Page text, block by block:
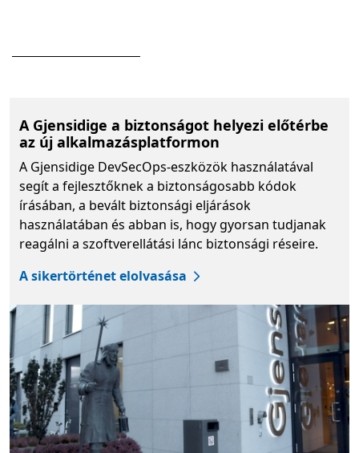
A Gjensidige a biztonságot helyezi előtérbe
az új alkalmazásplatformon
A Gjensidige DevSecOps-eszközök használatával
segít a fejlesztőknek a biztonságosabb kódok
írásában, a bevált biztonsági eljárások
használatában és abban is, hogy gyorsan tudjanak
reagálni a szoftverellátási lánc biztonsági réseire.
A sikertörténet elolvasása